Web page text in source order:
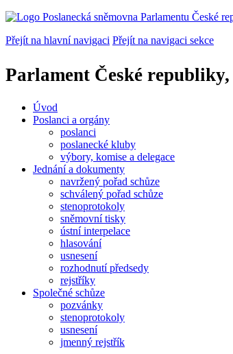
Přejít na hlavní navigaci Přejít na navigaci sekce
Parlament České republiky,
Úvod
Poslanci a orgány
poslanci
poslanecké kluby
výbory, komise a delegace
Jednání a dokumenty
navržený pořad schůze
schválený pořad schůze
stenoprotokoly
sněmovní tisky
ústní interpelace
hlasování
usnesení
rozhodnutí předsedy
rejstříky
Společné schůze
pozvánky
stenoprotokoly
usnesení
jmenný rejstřík